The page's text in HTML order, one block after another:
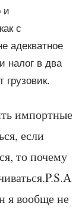
и
с
адекватное
налог в два
импортные
если
то почему
я вообще не